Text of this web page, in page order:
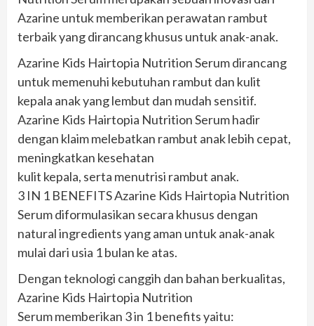
Azarine untuk memberikan perawatan rambut
terbaik yang dirancang khusus untuk anak-anak.
Azarine Kids Hairtopia Nutrition Serum dirancang
untuk memenuhi kebutuhan rambut dan kulit
kepala anak yang lembut dan mudah sensitif.
Azarine Kids Hairtopia Nutrition Serum hadir
dengan klaim melebatkan rambut anak lebih cepat,
meningkatkan kesehatan
kulit kepala, serta menutrisi rambut anak.
3 IN 1 BENEFITS Azarine Kids Hairtopia Nutrition
Serum diformulasikan secara khusus dengan
natural ingredients yang aman untuk anak-anak
mulai dari usia 1 bulan ke atas.
Dengan teknologi canggih dan bahan berkualitas,
Azarine Kids Hairtopia Nutrition
Serum memberikan 3 in 1 benefits yaitu: